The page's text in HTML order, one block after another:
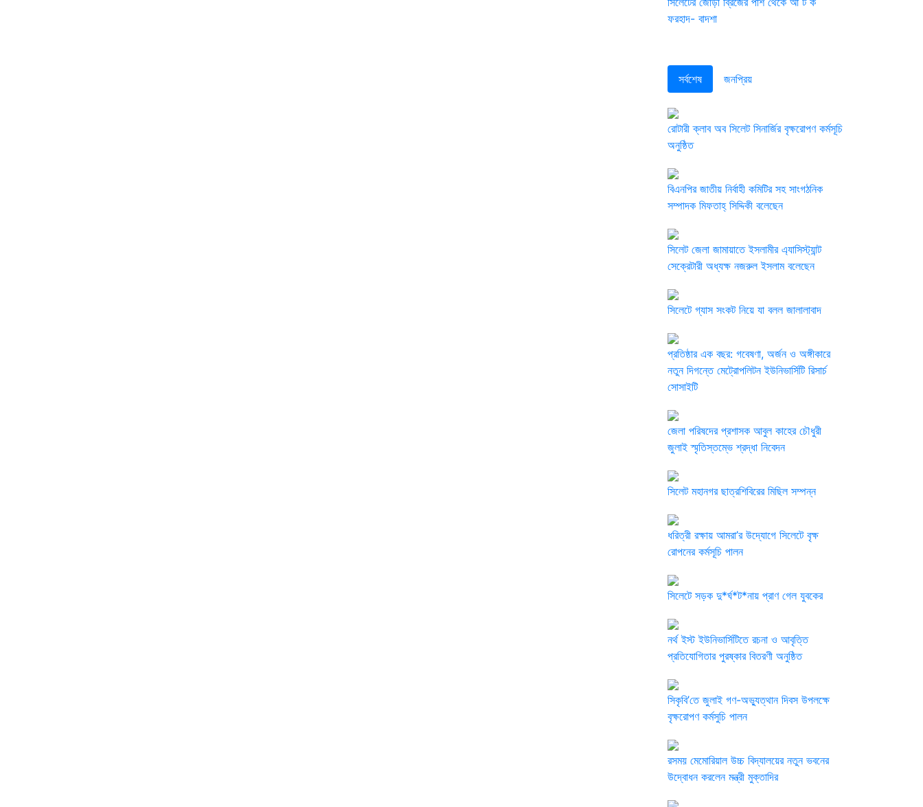
ফরহাদ- বাদশা
সর্বশেষ জনপ্রিয়
রোটারী ক্লাব অব সিলেট সিনার্জির বৃক্ষরোপণ কর্মসূচি
অনুষ্ঠিত
বিএনপির জাতীয় নির্বাহী কমিটির সহ সাংগঠনিক
সম্পাদক মিফতাহ্ সিদ্দিকী বলেছেন
সিলেট জেলা জামায়াতে ইসলামীর এ্যাসিস্ট্যান্ট
সেক্রেটারী অধ্যক্ষ নজরুল ইসলাম বলেছেন
সিলেটে গ্যাস সংকট নিয়ে যা বলল জালালাবাদ
প্রতিষ্ঠার এক বছর: গবেষণা, অর্জন ও অঙ্গীকারে
নতুন দিগন্তে মেট্রোপলিটন ইউনিভার্সিটি রিসার্চ
সোসাইটি
জেলা পরিষদের প্রশাসক আবুল কাহের চৌধুরী
জুলাই স্মৃতিস্তম্ভে শ্রদ্ধা নিবেদন
সিলেট মহানগর ছাত্রশিবিরের মিছিল সম্পন্ন
ধরিত্রী রক্ষায় আমরা’র উদ্যোগে সিলেটে বৃক্ষ
রোপনের কর্মসূচি পালন
সিলেটে সড়ক দু*র্ঘ*ট*নায় প্রাণ গেল যুবকের
নর্থ ইস্ট ইউনিভার্সিটিতে রচনা ও আবৃত্তি
প্রতিযোগিতার পুরষ্কার বিতরণী অনুষ্ঠিত
সিকৃবি’তে জুলাই গণ-অভ্যুত্থান দিবস উপলক্ষে
বৃক্ষরোপণ কর্মসুচি পালন
রসময় মেমোরিয়াল উচ্চ বিদ্যালয়ের নতুন ভবনের
উদ্বোধন করলেন মন্ত্রী মুক্তাদির